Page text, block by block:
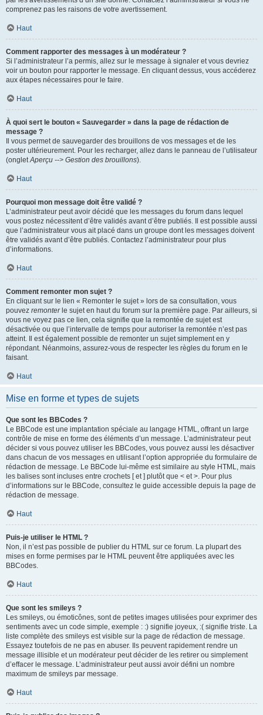
comprenez pas les raisons de votre avertissement.
Haut
Comment rapporter des messages à un modérateur ?
Si l’administrateur l’a permis, allez sur le message à signaler et vous devriez
voir un bouton pour rapporter le message. En cliquant dessus, vous accéderez
aux étapes nécessaires pour le faire.
Haut
À quoi sert le bouton « Sauvegarder » dans la page de rédaction de
message ?
Il vous permet de sauvegarder des brouillons de vos messages et de les
poster ultérieurement. Pour les recharger, allez dans le panneau de l’utilisateur
(ongletAperçu --> Gestion des brouillons).
Haut
Pourquoi mon message doit être validé ?
L’administrateur peut avoir décidé que les messages du forum dans lequel
vous postez nécessitent d’être validés avant d’être publiés. Il est possible aussi
que l’administrateur vous ait placé dans un groupe dont les messages doivent
être validés avant d’être publiés. Contactez l’administrateur pour plus
d’informations.
Haut
Comment remonter mon sujet ?
En cliquant sur le lien « Remonter le sujet » lors de sa consultation, vous
pouvez remonterle sujet en haut du forum sur la première page. Par ailleurs, si
vous ne voyez pas ce lien, cela signifie que la remontée de sujet est
désactivée ou que l’intervalle de temps pour autoriser la remontée n’est pas
atteint. Il est également possible de remonter un sujet simplement en y
répondant. Néanmoins, assurez-vous de respecter les règles du forum en le
faisant.
Haut
Mise en forme et types de sujets
Que sont les BBCodes ?
Le BBCode est une implantation spéciale au langage HTML, offrant un large
contrôle de mise en forme des éléments d’un message. L’administrateur peut
décider si vous pouvez utiliser les BBCodes, vous pouvez aussi les désactiver
dans chacun de vos messages en utilisant l’option appropriée du formulaire de
rédaction de message. Le BBCode lui-même est similaire au style HTML, mais
les balises sont incluses entre crochets [ et ] plutôt que < et >. Pour plus
d’informations sur le BBCode, consultez le guide accessible depuis la page de
rédaction de message.
Haut
Puis-je utiliser le HTML ?
Non, il n’est pas possible de publier du HTML sur ce forum. La plupart des
mises en forme permises par le HTML peuvent être appliquées avec les
BBCodes.
Haut
Que sont les smileys ?
Les smileys, ou émoticônes, sont de petites images utilisées pour exprimer des
sentiments avec un code simple, exemple : :) signifie joyeux, :( signifie triste. La
liste complète des smileys est visible sur la page de rédaction de message.
Essayez toutefois de ne pas en abuser. Ils peuvent rapidement rendre un
message illisible et un modérateur peut décider de les retirer ou simplement
d’effacer le message. L’administrateur peut aussi avoir défini un nombre
maximum de smileys par message.
Haut